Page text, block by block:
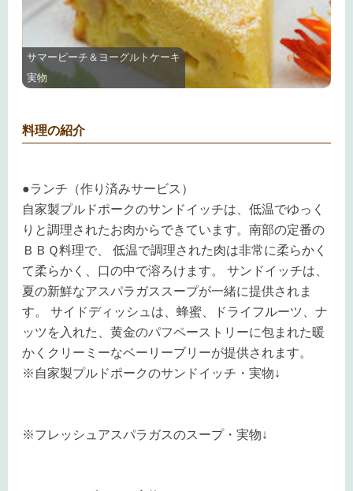
サマーピーチ＆ヨーグルトケーキ
実物
料理の紹介
●ランチ（作り済みサービス）
自家製プルドポークのサンドイッチは、低温でゆっく
りと調理されたお肉からできています。南部の定番の
ＢＢＱ料理で、 低温で調理された肉は非常に柔らかく
て柔らかく、口の中で溶ろけます。 サンドイッチは、
夏の新鮮なアスパラガススープが一緒に提供されま
す。 サイドディッシュは、蜂蜜、ドライフルーツ、ナ
ッツを入れた、黄金のパフペーストリーに包まれた暖
かくクリーミーなベーリーブリーが提供されます。
※自家製プルドポークのサンドイッチ・実物↓
※フレッシュアスパラガスのスープ・実物↓